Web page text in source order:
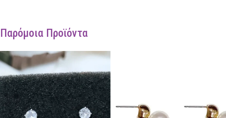
Παρόμοια Προϊόντα